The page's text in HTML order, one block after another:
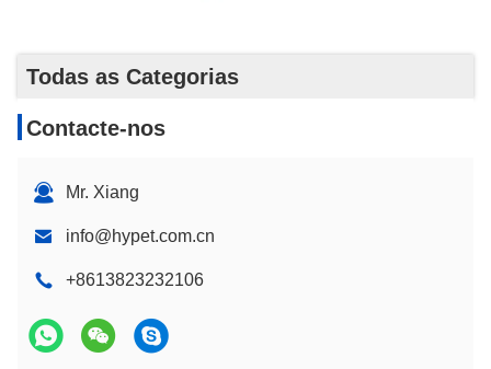
Todas as Categorias
Contacte-nos
Mr. Xiang
info@hypet.com.cn
+8613823232106